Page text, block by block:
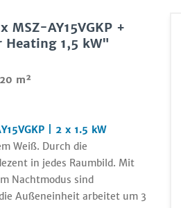
AY15VGKP +
Heating 1,5 kW"
m²
| 2 x 1.5 kW
Weiß. Durch die
in jedes Raumbild. Mit
Nachtmodus sind
Außeneinheit arbeitet um 3